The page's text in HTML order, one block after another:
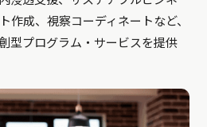
作成、視察コーディネートなど、
型プログラム・サービスを提供